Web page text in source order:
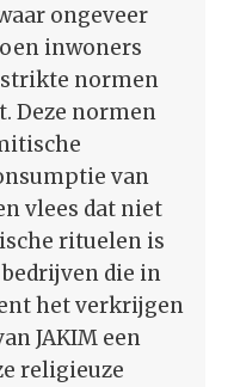
ongeveer
inwoners
strikte normen
Deze normen
van
vlees dat niet
rituelen is
die in
het verkrijgen
JAKIM een
religieuze